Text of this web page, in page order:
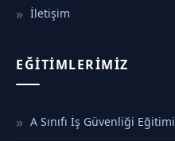
İletişim
EĞITIMLERIMIZ
A Sınıfı İş Güvenliği Eğitimi